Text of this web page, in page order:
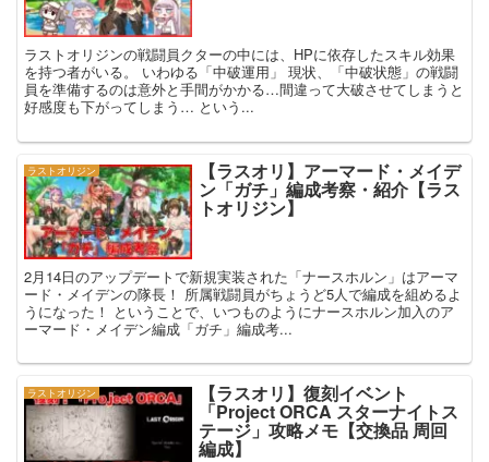
ラストオリジンの戦闘員クターの中には、HPに依存したスキル効果
を持つ者がいる。 いわゆる「中破運用」 現状、「中破状態」の戦闘
員を準備するのは意外と手間がかかる…間違って大破させてしまうと
好感度も下がってしまう… という...
ラストオリジン 【ラスオリ】アーマード・メイデ
ン「ガチ」編成考察・紹介【ラス
トオリジン】
2月14日のアップデートで新規実装された「ナースホルン」はアーマ
ード・メイデンの隊長！ 所属戦闘員がちょうど5人で編成を組めるよ
うになった！ ということで、いつものようにナースホルン加入のア
ーマード・メイデン編成「ガチ」編成考...
ラストオリジン 【ラスオリ】復刻イベント
「Project ORCA スターナイトス
テージ」攻略メモ【交換品 周回
編成】